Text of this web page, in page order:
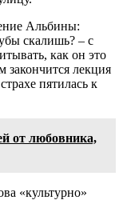
Альбины:
скалишь? – с
как он это
закончится лекция
пятилась к
от любовника,
«культурно»